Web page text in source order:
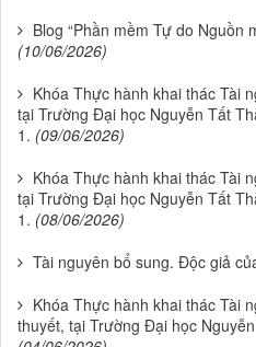
Blog “Phần mềm Tự do Nguồn
(10/06/2026)
Khóa Thực hành khai thác Tài
tại Trường Đại học Nguyễn Tất
1. (09/06/2026)
Khóa Thực hành khai thác Tài
tại Trường Đại học Nguyễn Tất
1. (08/06/2026)
Tài nguyên bổ sung. Độc giả
Khóa Thực hành khai thác Tài
thuyết, tại Trường Đại học